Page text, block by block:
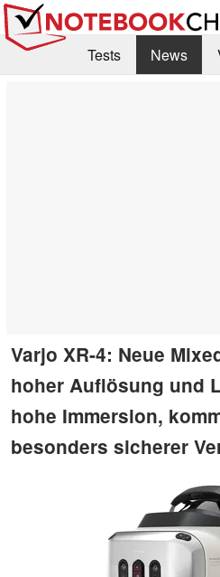
Tests News
Varjo XR-4: Neue
hoher Auflösung und
hohe Immersion,
besonders sicherer